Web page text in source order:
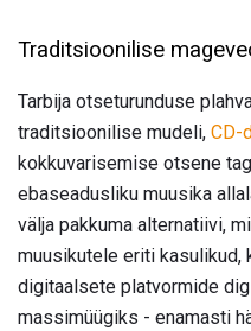
Traditsioonilise
Tarbija otseturunduse
traditsioonilise mudeli, CD-
kokkuvarisemise otsene
ebaseadusliku muusika
välja pakkuma alternatiivi,
muusikutele eriti kasulikud,
digitaalsete platvormide
massimüügiks - enamasti